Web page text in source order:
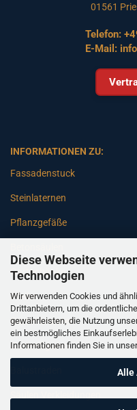
Diese Webseite
Technologien
Wir verwenden Cookies und
Drittanbietern, um die
gewährleisten, die Nutzung
ein bestmögliches
Informationen finden Sie in
Alle
01561
Telefon:
E-Mail:
INFORMATIONEN ZU:
Fassadenstuck
Steinlaternen
Pflanzgefäße
Gartenbänke
Pfeiler
Gartenbrunnen
Gartenfiguren